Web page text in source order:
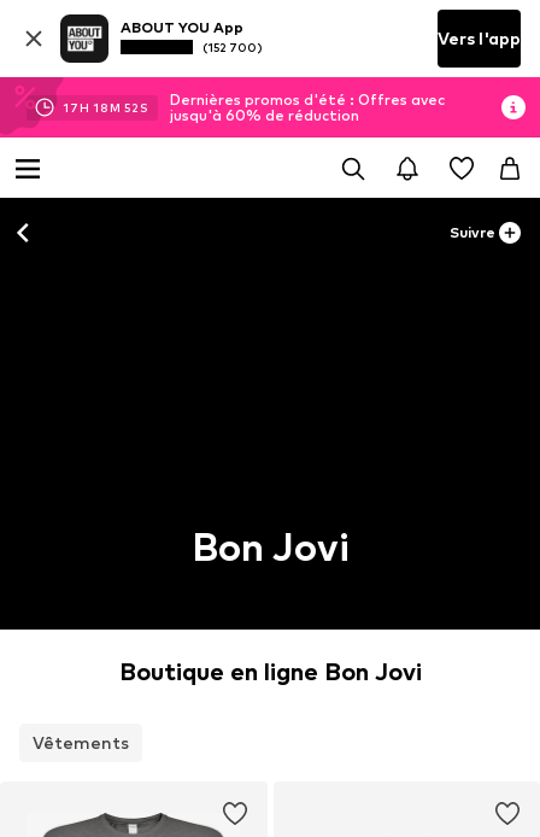
ABOUT YOU App
(152 700) Vers l'app
17H 18M 52 S
Dernières promos d'été : Offres avec
jusqu'à 60% de réduction
Suivre
Bon Jovi
Boutique en ligne Bon Jovi
Vêtements